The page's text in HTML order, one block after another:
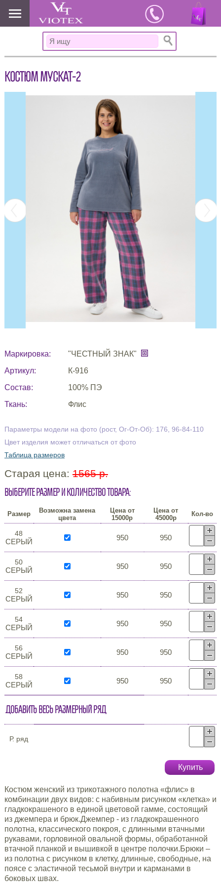
www.viotex37.ru
КОСТЮМ МУСКАТ-2
Маркировка:
"ЧЕСТНЫЙ ЗНАК"
Артикул:
К-916
Состав:
100% ПЭ
Ткань:
Флис
Параметры модели на фото (рост, Ог-От-Об): 176, 96-84-110
Цвет изделия может отличаться от фото
Таблица размеров
Старая цена: 1565 р.
Выберите размер и количество товара:
Размер
Возможна замена
цвета
Цена от
15000р
Цена от
45000р
Кол-во
48
СЕРЫЙ 950 950
50
СЕРЫЙ 950 950
52
СЕРЫЙ 950 950
54
СЕРЫЙ 950 950
56
СЕРЫЙ 950 950
58
СЕРЫЙ 950 950
Добавить весь размерный ряд
Р. ряд
Купить
Костюм женский из трикотажного полотна «флис» в
комбинации двух видов: с набивным рисунком «клетка» и
гладкокрашеного в единой цветовой гамме, состоящий
из джемпера и брюк.Джемпер - из гладкокрашенного
полотна, классического покроя, с длинными втачными
рукавами, горловиной овальной формы, обработанной
втачной планкой и вышивкой в центре полочки.Брюки –
из полотна с рисунком в клетку, длинные, свободные, на
поясе с эластичной тесьмой внутри и карманами в
боковых швах.